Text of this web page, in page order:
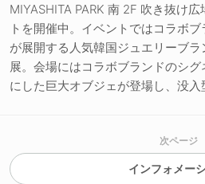
MIYASHITA PARK 南 2F 吹き抜け
トを開催中。イベントではコラボ
が展開する人気韓国ジュエリーブ
展。会場にはコラボブランドのシ
にした巨大オブジェが登場し、没入
次ページ
インフォメー